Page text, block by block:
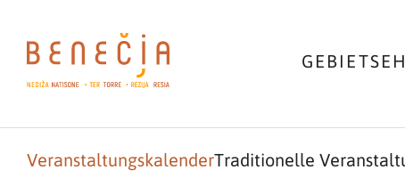
GEBIET
VeranstaltungskalenderTraditionelle